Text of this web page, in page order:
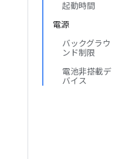
起動時間
電源
バックグラウ
ンド制限
電池非搭載デ
バイス